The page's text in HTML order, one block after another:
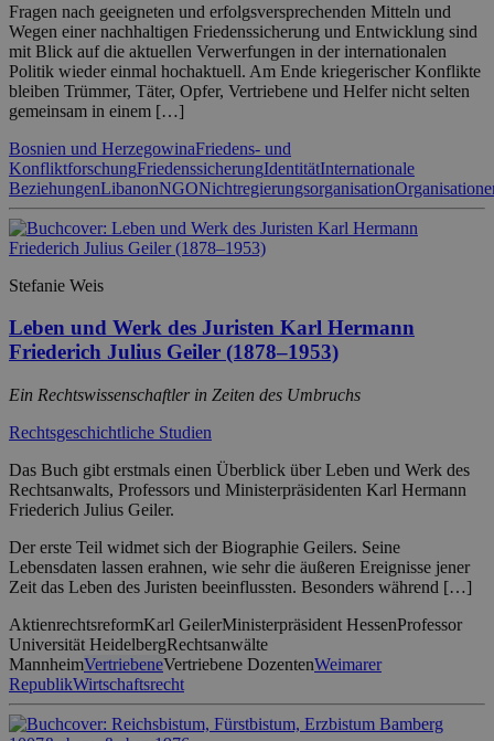
Fragen nach geeigneten und erfolgsversprechenden Mitteln und
Wegen einer nachhaltigen Friedenssicherung und Entwicklung sind
mit Blick auf die aktuellen Verwerfungen in der internationalen
Politik wieder einmal hochaktuell. Am Ende kriegerischer Konflikte
bleiben Trümmer, Täter, Opfer, Vertriebene und Helfer nicht selten
gemeinsam in einem […]
Bosnien und HerzegowinaFriedens- und
KonfliktforschungFriedenssicherungIdentitätInternationale
BeziehungenLibanonNGONichtregierungsorganisation
Stefanie Weis
Leben und Werk des Juristen Karl Hermann
Friederich Julius Geiler (1878–1953)
Ein Rechtswissenschaftler in Zeiten des Umbruchs
Rechtsgeschichtliche Studien
Das Buch gibt erstmals einen Überblick über Leben und Werk des
Rechtsanwalts, Professors und Ministerpräsidenten Karl Hermann
Friederich Julius Geiler.
Der erste Teil widmet sich der Biographie Geilers. Seine
Lebensdaten lassen erahnen, wie sehr die äußeren Ereignisse jener
Zeit das Leben des Juristen beeinflussten. Besonders während […]
AktienrechtsreformKarl GeilerMinisterpräsident HessenProfessor
Universität HeidelbergRechtsanwälte
MannheimVertriebeneVertriebene DozentenWeimarer
RepublikWirtschaftsrecht